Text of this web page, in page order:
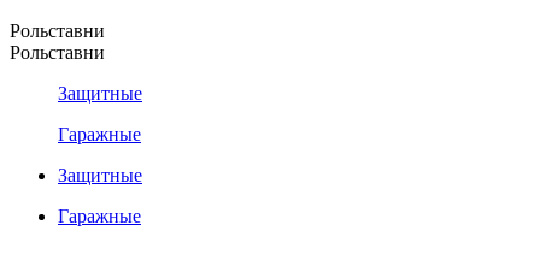
Рольставни
Рольставни
Защитные
Гаражные
Защитные
Гаражные